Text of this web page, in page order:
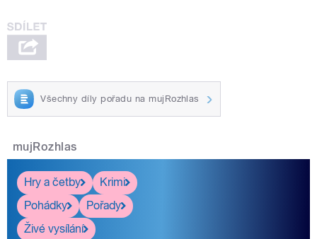
Všechny díly pořadu na mujRozhlas
mujRozhlas
Hry a četby
Krimi
Pohádky
Pořady
Živé vysílání